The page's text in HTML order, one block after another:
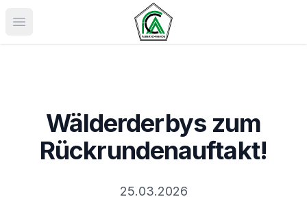
Menü öffnen
Wälderderbys zum
Rückrundenauftakt!
25.03.2026